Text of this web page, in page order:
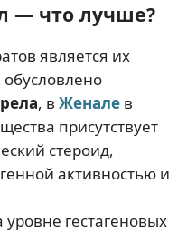
— что лучше?
является их
обусловлено
, в Женале в
присутствует
стероид,
активностью и
уровне гестагеновых